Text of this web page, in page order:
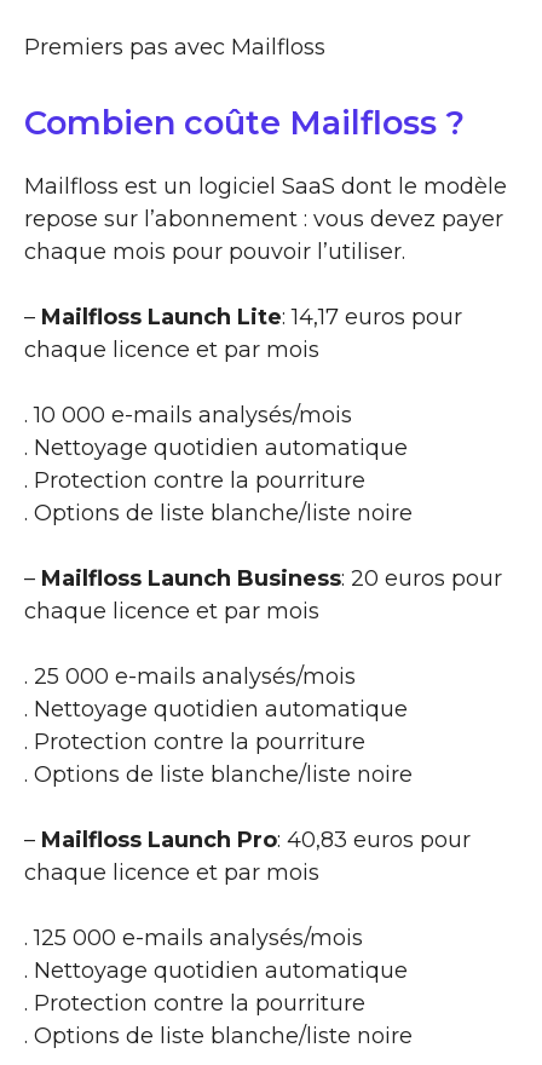
Premiers pas avec Mailfloss
Combien coûte Mailfloss ?
Mailfloss est un logiciel SaaS dont le modèle
repose sur l’abonnement : vous devez payer
chaque mois pour pouvoir l’utiliser.
– Mailfloss Launch Lite: 14,17 euros pour
chaque licence et par mois
. 10 000 e-mails analysés/mois
. Nettoyage quotidien automatique
. Protection contre la pourriture
. Options de liste blanche/liste noire
– Mailfloss Launch Business: 20 euros pour
chaque licence et par mois
. 25 000 e-mails analysés/mois
. Nettoyage quotidien automatique
. Protection contre la pourriture
. Options de liste blanche/liste noire
– Mailfloss Launch Pro: 40,83 euros pour
chaque licence et par mois
. 125 000 e-mails analysés/mois
. Nettoyage quotidien automatique
. Protection contre la pourriture
. Options de liste blanche/liste noire